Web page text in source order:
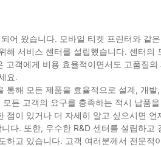
어 왔습니다. 모바일 티켓 프린터와 같
해 서비스 센터를 설립했습니다. 센터
객에게 비용 효율적이면서도 고품질
요.
통해 모든 제품을 효율적으로 설계, 개
든 고객의 요구를 충족하는 적시 납품
점이 있거나 더 자세히 알고 싶으시면 언
다. 또한, 우수한 R&D 센터를 설립하
고 있습니다. 고객 여러분께서 전문